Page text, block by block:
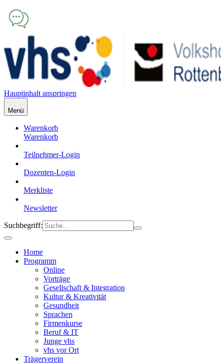
Hauptinhalt anspringen
Menü
Warenkorb
Warenkorb
Teilnehmer-Login
Dozenten-Login
Merkliste
Newsletter
Suchbegriff:
Home
Programm
Online
Vorträge
Gesellschaft & Integration
Kultur & Kreativität
Gesundheit
Sprachen
Firmenkurse
Beruf & IT
Junge vhs
vhs vor Ort
Trägerverein